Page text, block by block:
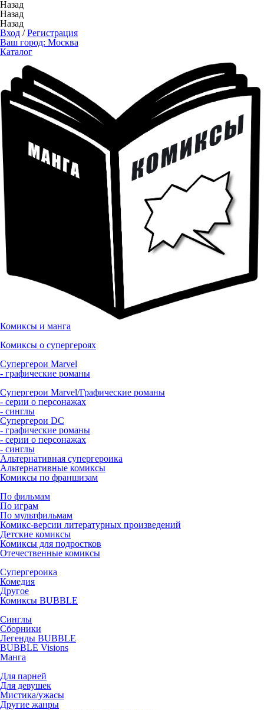
Назад
Назад
Назад
Вход /Регистрация
Ваш город: Москва
Каталог
Комиксы и манга
Комиксы о супергероях
Супергерои Marvel
- графические романы
Супергерои Marvel/Графические романы
- серии о персонажах
- синглы
Супергерои DC
- графические романы
- серии о персонажах
- синглы
Альтернативная супергероика
Альтернативные комиксы
Комиксы по франшизам
По фильмам
По играм
По мультфильмам
Комикс-версии литературных произведений
Детские комиксы
Комиксы для подростков
Отечественные комиксы
Супергероика
Комедия
Другое
Комиксы BUBBLE
Синглы
Сборники
Легенды BUBBLE
BUBBLE Visions
Манга
Для парней
Для девушек
Мистика/ужасы
Другие жанры